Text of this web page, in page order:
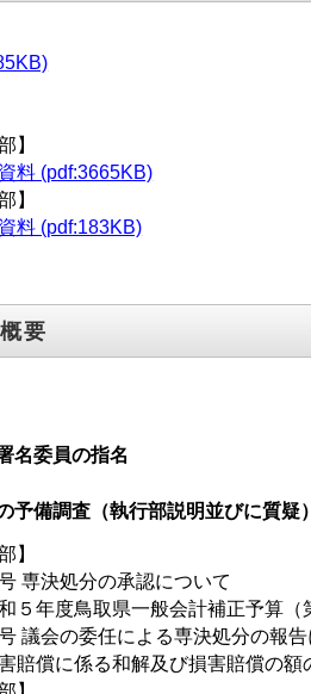
】
料 (pdf:3665KB)
】
料 (pdf:183KB)
要
名委員の指名
予備調査（執行部説明並びに質疑
】
専決処分の承認について
５年度鳥取県一般会計補正予算（
議会の委任による専決処分の報告
賠償に係る和解及び損害賠償の額